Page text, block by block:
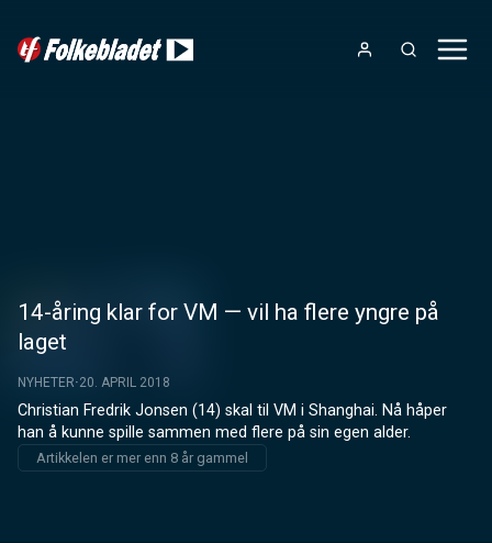
14-åring klar for VM — vil ha flere yngre på
laget
NYHETER 20. APRIL 2018
Christian Fredrik Jonsen (14) skal til VM i Shanghai. Nå håper
han å kunne spille sammen med flere på sin egen alder.
Artikkelen er mer enn 8 år gammel